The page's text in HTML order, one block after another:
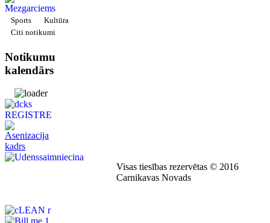
Sports
Kultūra
Citi notikumi
Notikumu
kalendārs
Visas tiesības rezervētas © 2016
Carnikavas Novads